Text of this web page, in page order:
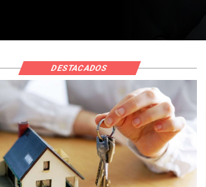
DESTACADOS